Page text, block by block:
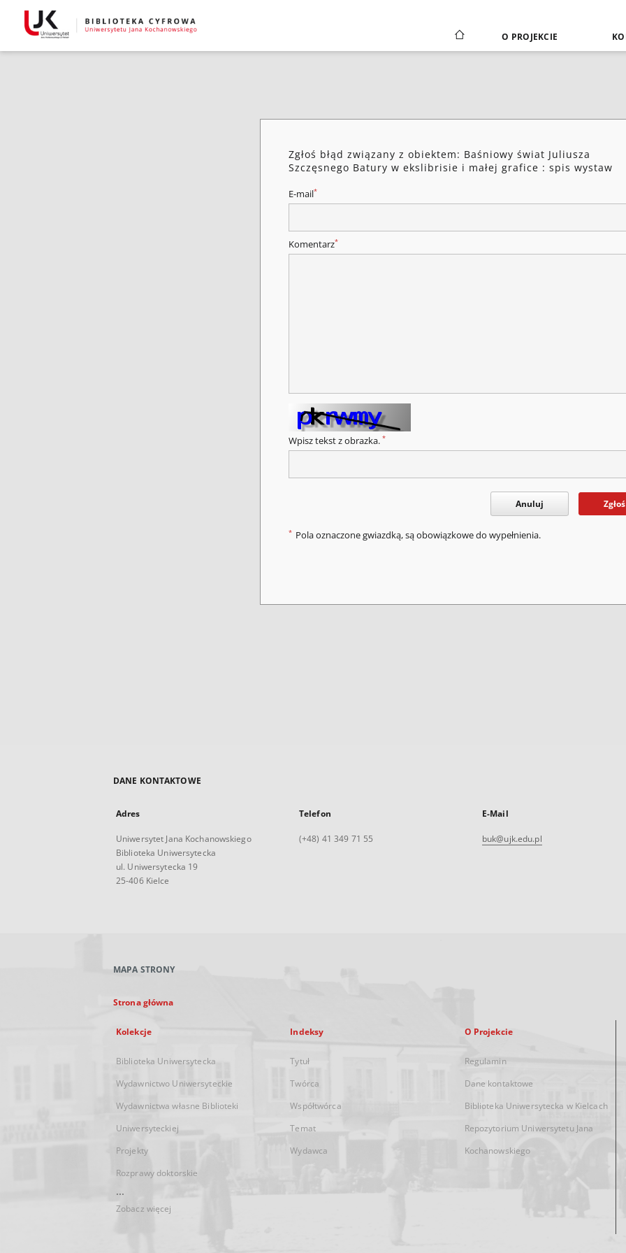
O PROJEKCIE
Zgłoś błąd związany z obiektem: Baśniowy świat Juliusza
Szczęsnego Batury w ekslibrisie i małej grafice : spis wystaw
E-mail*
Komentarz*
Wpisz tekst z obrazka. *
Anuluj Zgłoś
* Pola oznaczone gwiazdką, są obowiązkowe do wypełnienia.
DANE KONTAKTOWE
Adres
Uniwersytet Jana Kochanowskiego
Biblioteka Uniwersytecka
ul. Uniwersytecka 19
25-406 Kielce
Telefon
(+48) 41 349 71 55
E-Mail
buk@ujk.edu.pl
MAPA STRONY
Strona główna
Kolekcje
Biblioteka Uniwersytecka
Wydawnictwo Uniwersyteckie
Wydawnictwa własne Biblioteki
Uniwersyteckiej
Projekty
Rozprawy doktorskie
...
Zobacz więcej
Indeksy
Tytuł
Twórca
Współtwórca
Temat
Wydawca
O Projekcie
Regulamin
Dane kontaktowe
Biblioteka Uniwersytecka w Kielcach
Repozytorium Uniwersytetu Jana
Kochanowskiego